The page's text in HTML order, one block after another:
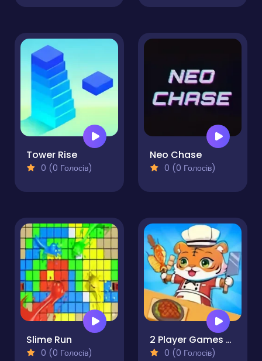
Tower Rise
0 (0 Голосів)
Neo Chase
0 (0 Голосів)
Slime Run
0 (0 Голосів)
2 Player Games Kids Kitchen
0 (0 Голосів)